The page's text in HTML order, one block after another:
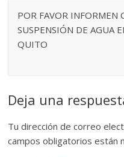
POR FAVOR INFORMEN
SUSPENSIÓN DE AGUA
QUITO
Deja una
Tu dirección de correo
campos obligatorios están